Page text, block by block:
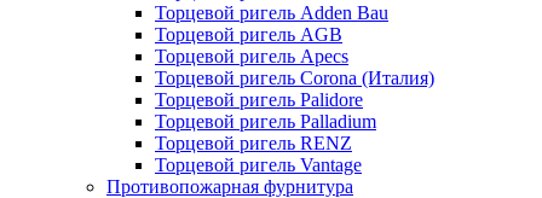
Торцевой ригель Adden Bau
Торцевой ригель AGB
Торцевой ригель Apecs
Торцевой ригель Corona (Италия)
Торцевой ригель Palidore
Торцевой ригель Palladium
Торцевой ригель RENZ
Торцевой ригель Vantage
Противопожарная фурнитура